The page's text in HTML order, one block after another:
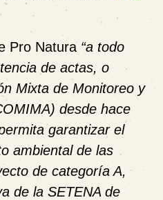
Pro Natura “a todo
de actas, o
Mixta de Monitoreo y
desde hace
garantizar el
ambiental de las
de categoría A,
de la SETENA de